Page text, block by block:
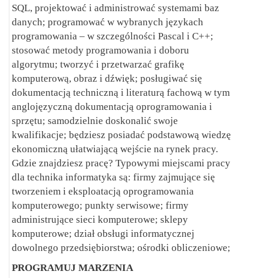
SQL, projektować i administrować systemami baz
danych; programować w wybranych językach
programowania – w szczególności Pascal i C++;
stosować metody programowania i doboru
algorytmu; tworzyć i przetwarzać grafikę
komputerową, obraz i dźwięk; posługiwać się
dokumentacją techniczną i literaturą fachową w tym
anglojęzyczną dokumentacją oprogramowania i
sprzętu; samodzielnie doskonalić swoje
kwalifikacje; będziesz posiadać podstawową wiedzę
ekonomiczną ułatwiającą wejście na rynek pracy.
Gdzie znajdziesz pracę? Typowymi miejscami pracy
dla technika informatyka są: firmy zajmujące się
tworzeniem i eksploatacją oprogramowania
komputerowego; punkty serwisowe; firmy
administrujące sieci komputerowe; sklepy
komputerowe; dział obsługi informatycznej
dowolnego przedsiębiorstwa; ośrodki obliczeniowe;
PROGRAMUJ MARZENIA